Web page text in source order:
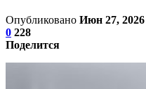
Опубликовано Июн 27, 2026
0 228
Поделится